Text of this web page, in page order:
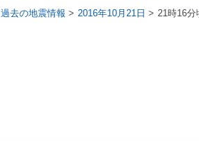
過去の地震情報 2016年10月21日 21時16分